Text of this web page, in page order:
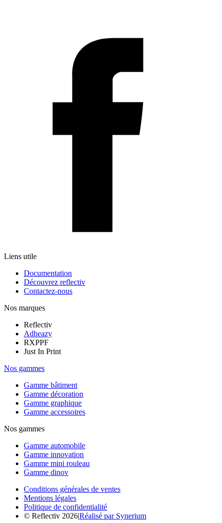
Liens utile
Documentation
Découvrez reflectiv
Contactez-nous
Nos marques
Reflectiv
Adheazy
RXPPF
Just In Print
Nos gammes
Gamme bâtiment
Gamme décoration
Gamme graphique
Gamme accessoires
Nos gammes
Gamme automobile
Gamme innovation
Gamme mini rouleau
Gamme dinov
Conditions générales de ventes
Mentions légales
Politique de confidentialité
© Reflectiv 2026|Réalisé par Synerium